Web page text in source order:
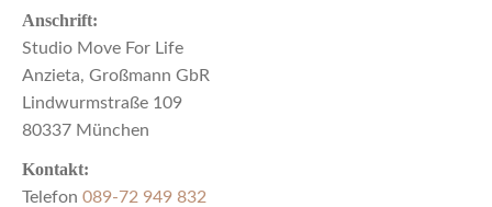
Anschrift:
Studio Move For Life
Anzieta, Großmann GbR
Lindwurmstraße 109
80337 München
Kontakt:
Telefon 089-72 949 832